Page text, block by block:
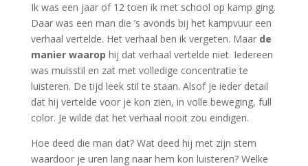
Ik was een jaar of 12 toen ik met school op kamp ging.
Daar was een man die ’s avonds bij het kampvuur een
verhaal vertelde. Het verhaal ben ik vergeten. Maarde
manier waarop hij dat verhaal vertelde niet. Iedereen
was muisstil en zat met volledige concentratie te
luisteren. De tijd leek stil te staan. Alsof je ieder detail
dat hij vertelde voor je kon zien, in volle beweging, full
color. Je wilde dat het verhaal nooit zou eindigen.
Hoe deed die man dat? Wat deed hij met zijn stem
waardoor je uren lang naar hem kon luisteren? Welke